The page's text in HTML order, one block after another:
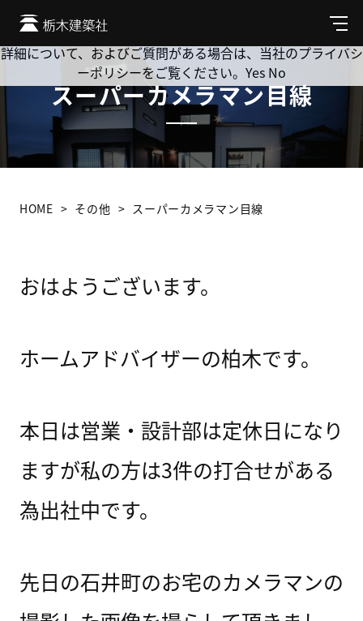
メ
ニ
ュ
スーパーカメラマン目線
HOME その他 スーパーカメラマン目線
おはようございます。
ホームアドバイザーの柏木です。
本日は営業・設計部は定休日になり
ますが私の方は3件の打合せがある
為出社中です。
先日の石井町のお宅のカメラマンの
Cookie を使用して、お客様の活動を追跡してもよろしいです
か? 当社ではお客様のプライバシーを極めて重視しています。
詳細について、およびご質問がある場合は、当社のプライバシ
ーポリシーをご覧ください。 Yes No